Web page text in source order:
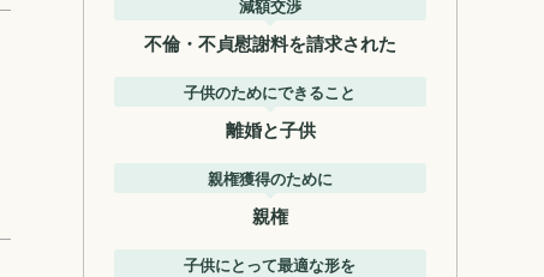
減額交渉
不倫・不貞慰謝料を請求された
子供のためにできること
離婚と子供
親権獲得のために
親権
子供にとって最適な形を